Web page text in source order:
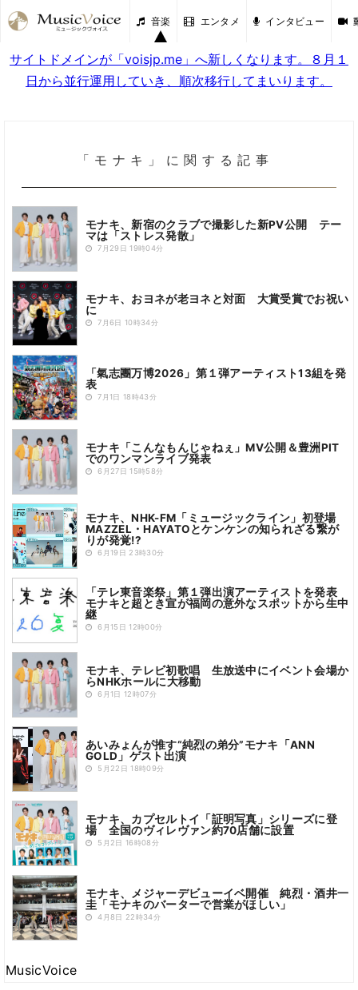
音楽 エンタメ インタビュー
サイトドメインが「voisjp.me」へ新しくなります。８月１
日から並行運用していき、順次移行してまいります。
「モナキ」に関する記事
モナキ、新宿のクラブで撮影した新PV公開 テー
マは「ストレス発散」
7月29日 19時04分
モナキ、おヨネが老ヨネと対面 大賞受賞でお祝い
に
7月6日 10時34分
「氣志團万博2026」第１弾アーティスト13組を発
表
7月1日 18時43分
モナキ「こんなもんじゃねぇ」MV公開＆豊洲PIT
でのワンマンライブ発表
6月27日 15時58分
モナキ、NHK-FM「ミュージックライン」初登場
MAZZEL・HAYATOとケンケンの知られざる繋が
りが発覚!?
6月19日 23時30分
「テレ東音楽祭」第１弾出演アーティストを発表
モナキと超とき宣が福岡の意外なスポットから生中
継
6月15日 12時00分
モナキ、テレビ初歌唱 生放送中にイベント会場か
らNHKホールに大移動
6月1日 12時07分
あいみょんが推す“純烈の弟分”モナキ「ANN
GOLD」ゲスト出演
5月22日 18時09分
モナキ、カプセルトイ「証明写真」シリーズに登
場 全国のヴィレヴァン約70店舗に設置
5月2日 16時08分
モナキ、メジャーデビューイベ開催 純烈・酒井一
圭「モナキのバーターで営業がほしい」
4月8日 22時34分
MusicVoice